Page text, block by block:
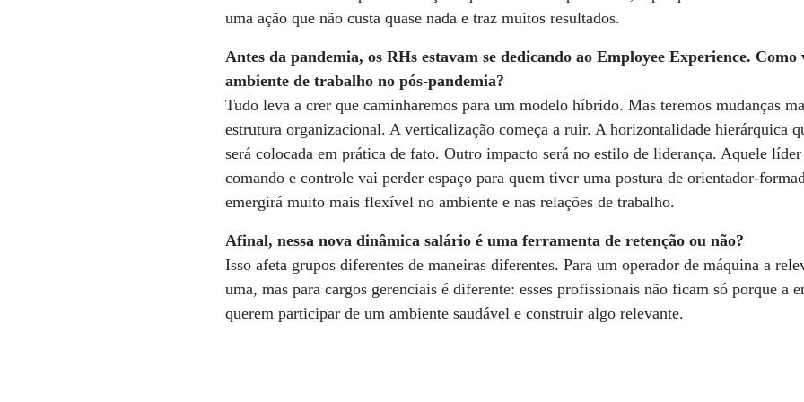
uma ação que não custa quase nada e traz muitos resultados.
Antes da pandemia, os RHs estavam se dedicando ao Employee Experience. Como
ambiente de trabalho no pós-pandemia?
Tudo leva a crer que caminharemos para um modelo híbrido. Mas teremos mudanças
estrutura organizacional. A verticalização começa a ruir. A horizontalidade hierárquica
será colocada em prática de fato. Outro impacto será no estilo de liderança. Aquele
comando e controle vai perder espaço para quem tiver uma postura de orientador-
emergirá muito mais flexível no ambiente e nas relações de trabalho.
Afinal, nessa nova dinâmica salário é uma ferramenta de retenção ou não?
Isso afeta grupos diferentes de maneiras diferentes. Para um operador de máquina a
uma, mas para cargos gerenciais é diferente: esses profissionais não ficam só porque a
querem participar de um ambiente saudável e construir algo relevante.